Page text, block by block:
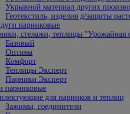
Укрывной материал других
Геотекстиль, изделия д/защиты
парниковые
стелажи, теплицы "Урожайная
Базовый
Оптима
Комфорт
Теплицы Эксперт
Парники Эксперт
парниковые
для парников и теплиц
Зажимы, соединители